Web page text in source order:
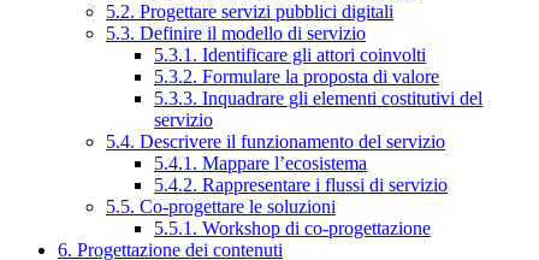
5.2. Progettare servizi pubblici digitali
5.3. Definire il modello di servizio
5.3.1. Identificare gli attori coinvolti
5.3.2. Formulare la proposta di valore
5.3.3. Inquadrare gli elementi costitutivi del
servizio
5.4. Descrivere il funzionamento del servizio
5.4.1. Mappare l’ecosistema
5.4.2. Rappresentare i flussi di servizio
5.5. Co-progettare le soluzioni
5.5.1. Workshop di co-progettazione
6. Progettazione dei contenuti